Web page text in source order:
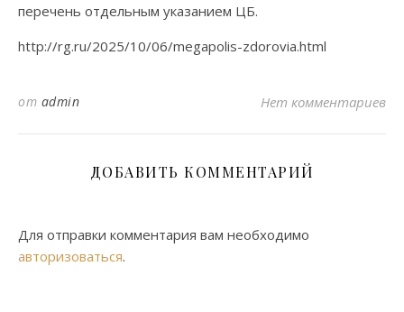
перечень отдельным указанием ЦБ.
http://rg.ru/2025/10/06/megapolis-zdorovia.html
от admin Нет комментариев
ДОБАВИТЬ КОММЕНТАРИЙ
Для отправки комментария вам необходимо
авторизоваться.